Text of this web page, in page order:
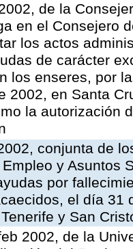
de la
en el Consejero
los actos
de carácter
los enseres, por
2002, en Santa
la autorización
conjunta de
y Asuntos
por
el día 31
y San
2002, de la